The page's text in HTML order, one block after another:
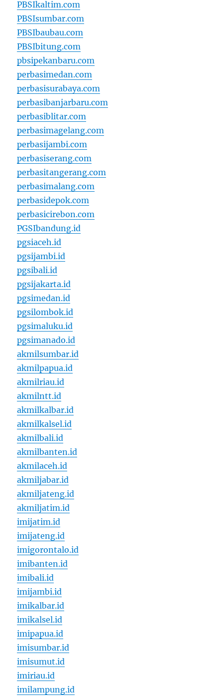
PBSIkaltim.com
PBSIsumbar.com
PBSIbaubau.com
PBSIbitung.com
pbsipekanbaru.com
perbasimedan.com
perbasisurabaya.com
perbasibanjarbaru.com
perbasiblitar.com
perbasimagelang.com
perbasijambi.com
perbasiserang.com
perbasitangerang.com
perbasimalang.com
perbasidepok.com
perbasicirebon.com
PGSIbandung.id
pgsiaceh.id
pgsijambi.id
pgsibali.id
pgsijakarta.id
pgsimedan.id
pgsilombok.id
pgsimaluku.id
pgsimanado.id
akmilsumbar.id
akmilpapua.id
akmilriau.id
akmilntt.id
akmilkalbar.id
akmilkalsel.id
akmilbali.id
akmilbanten.id
akmilaceh.id
akmiljabar.id
akmiljateng.id
akmiljatim.id
imijatim.id
imijateng.id
imigorontalo.id
imibanten.id
imibali.id
imijambi.id
imikalbar.id
imikalsel.id
imipapua.id
imisumbar.id
imisumut.id
imiriau.id
imilampung.id